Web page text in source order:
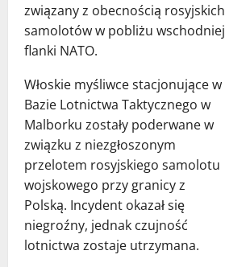
związany z obecnością rosyjskich
samolotów w pobliżu wschodniej
flanki NATO.
Włoskie myśliwce stacjonujące w
Bazie Lotnictwa Taktycznego w
Malborku zostały poderwane w
związku z niezgłoszonym
przelotem rosyjskiego samolotu
wojskowego przy granicy z
Polską. Incydent okazał się
niegroźny, jednak czujność
lotnictwa zostaje utrzymana.